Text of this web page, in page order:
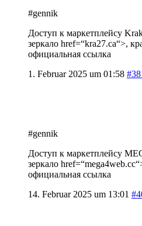
#gennik
Доступ к маркетплейсу
зеркало href=“kra27.ca“>,
официальная ссылка
1. Februar 2025 um 01:58
#gennik
Доступ к маркетплейсу
зеркало
официальная ссылка
14. Februar 2025 um 13:01